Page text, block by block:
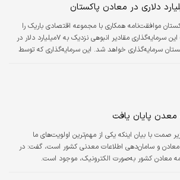
موافقت‌نامه همکاری با مجموعه اقتصادی باریک را
تصویب کرد. به موجب این سرمایه‌گذاری مقادیر انبوهی نزدیک به ۷‌میلیارد دلار در
سرمایه‌گذاری خواهد شد. این سرمایه‌گذاری که توسط
دولت پاکستان بر سر نحوه استخراج و فرآوری مواد معدنی
خاتمه داده و فعالیت اقتصادی را در این بخش از پاکستان
در استان بلوچستان پاکستان قرار دارند.
معدن پایان یافت
صمت با بیان اینکه یکی از مهم‌ترین اولویت‌های ما
و سامان‌دهی اطلاعات معدنی کشور است، گفت: در
معادن کشور به‌صورت الکترونیک، موجود است.